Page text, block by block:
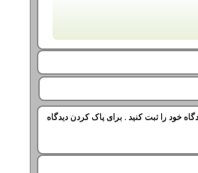
خود را ثبت کنید . برای پاک کردن دیدگاه